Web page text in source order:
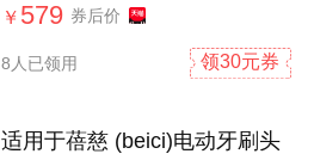
￥ 579 券后价
8人已领用 领30元券
适用于蓓慈 (beici)电动牙刷头